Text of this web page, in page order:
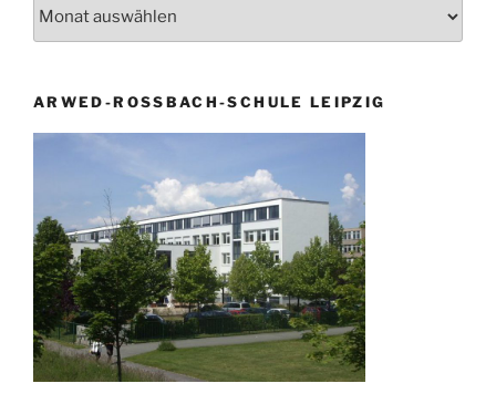
ARWED-ROSSBACH-SCHULE LEIPZIG